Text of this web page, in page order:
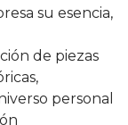
su esencia,
de piezas
personal